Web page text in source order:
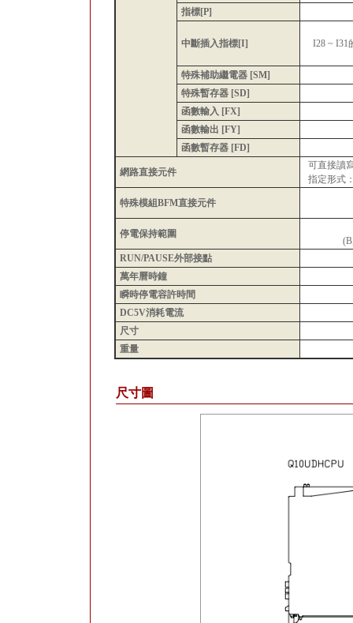
指標[P]
中斷插入指標[I] I28 ~ I31
特殊補助繼電器 [SM]
特殊暫存器 [SD]
函數輸入 [FX]
函數輸出 [FY]
函數暫存器 [FD]
網路直接元件
可直接讀
指定形式
特殊模組BFM直接元件
停電保持範圍
RUN/PAUSE外部接點
萬年曆時鐘
瞬時停電容許時間
DC5V消耗電流
尺寸
重量
尺寸圖